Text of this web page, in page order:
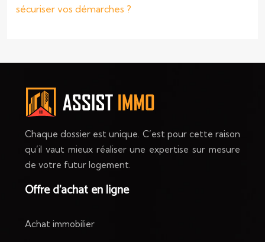
sécuriser vos démarches ?
Chaque dossier est unique. C’est pour cette raison
qu’il vaut mieux réaliser une expertise sur mesure
de votre futur logement.
Offre d’achat en ligne
Achat immobilier